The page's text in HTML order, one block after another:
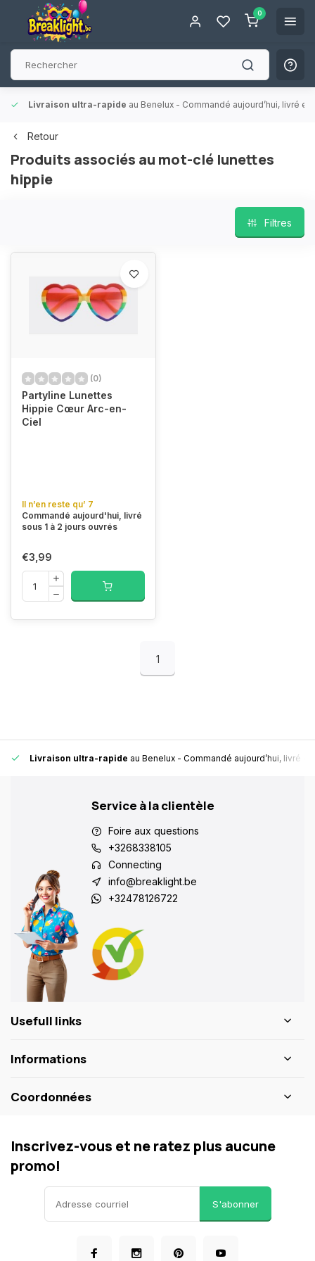
0
Livraison ultra-rapide au Benelux - Commandé aujourd’hui, livré
Retour
Produits associés au mot-clé lunettes
hippie
Filtres
(0)
Partyline Lunettes
Hippie Cœur Arc-en-
Ciel
Il n’en reste qu’ 7
Commandé aujourd'hui, livré
sous 1 à 2 jours ouvrés
€3,99
1
Livraison ultra-rapide au Benelux - Commandé aujourd’hui, livré
Service à la clientèle
Foire aux questions
+3268338105
Connecting
info@breaklight.be
+32478126722
Usefull links
Informations
Coordonnées
Inscrivez-vous et ne ratez plus aucune
promo!
S'abonner